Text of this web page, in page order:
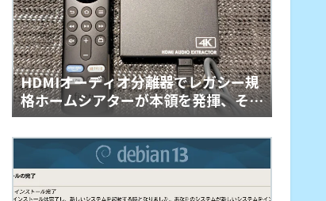
HDMIオーディオ分離器でレガシー規
格ホームシアターが本領を発揮、その
旋律に戦慄